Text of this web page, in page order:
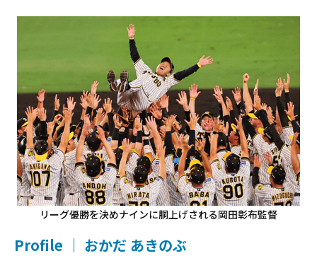
リーグ優勝を決めナインに胴上げされる岡田彰布監督
Profile ｜ おかだ あきのぶ